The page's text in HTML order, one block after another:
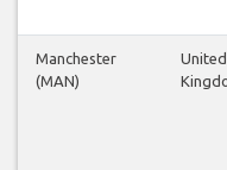
Manchester
(MAN)
United